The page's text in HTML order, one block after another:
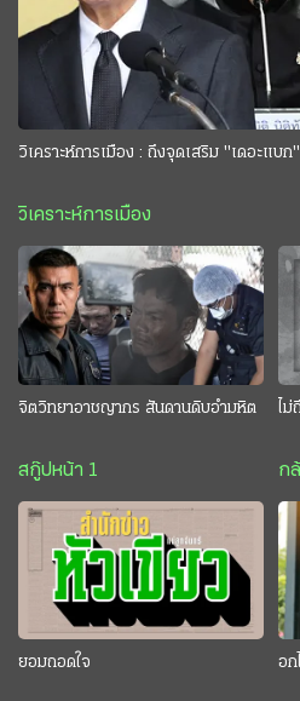
วิเคราะห์การเมือง : ถึงจุดเสริม "เดอะแบก"
วิเคราะห์การเมือง
จิตวิทยาอาชญากร สันดานดิบอำมหิต
สกู๊ปหน้า 1
ไม่
ก
ยอมถอดใจ อก